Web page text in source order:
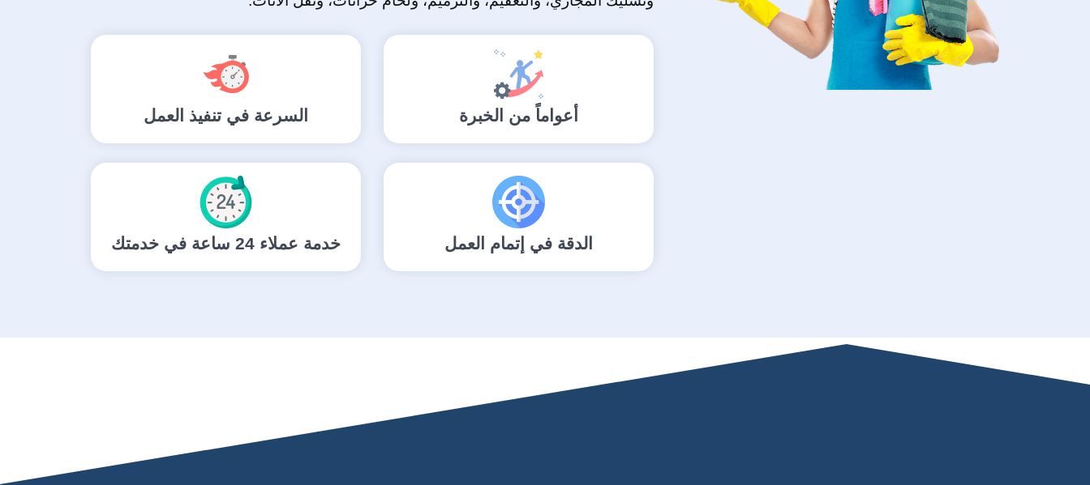
أعواماً من الخبرة السرعة في تنفيذ العمل
الدقة في إتمام العمل خدمة عملاء 24 ساعة في خدمتك